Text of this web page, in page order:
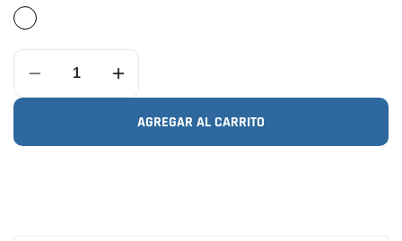
Reducir
cantidad
Terciopelo
Aumentar
cantidad
Bolsa
Terciopelo
AGREGAR AL CARRITO